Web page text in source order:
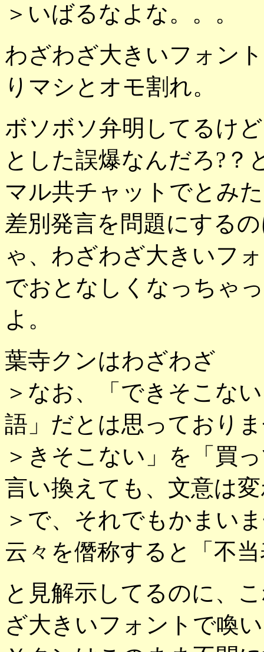
＞いばるなよな。。。
わざわざ大きいフォン
りマシとオモ割れ。
ボソボソ弁明してるけ
とした誤爆なんだろ?？
マル共チャットでとみ
差別発言を問題にする
ゃ、わざわざ大きいフ
でおとなしくなっちゃ
よ。
葉寺クンはわざわざ
＞なお、「できそこな
語」だとは思っており
＞きそこない」を「買
言い換えても、文意は
＞で、それでもかまい
云々を僭称すると「不
と見解示してるのに、
ざ大きいフォントで喚